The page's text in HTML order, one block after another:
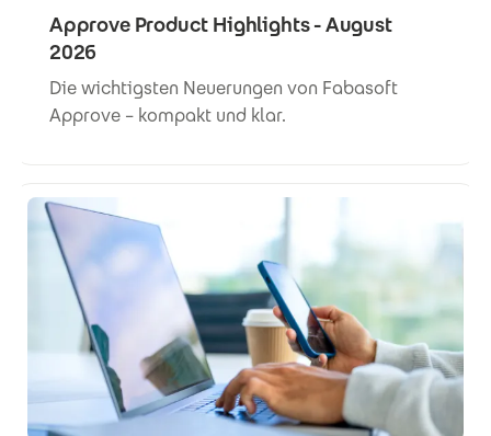
Approve Product Highlights - August
2026
Die wichtigsten Neuerungen von Fabasoft
Approve – kompakt und klar.